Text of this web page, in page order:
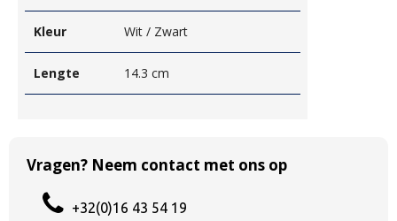
Kleur Wit / Zwart
Lengte 14.3 cm
Vragen? Neem contact met ons op
+32(0)16 43 54 19